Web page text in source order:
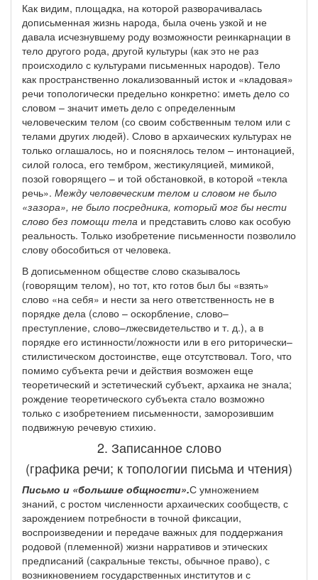
Как видим, площадка, на которой разворачивалась
дописьменная жизнь народа, была очень узкой и не
давала исчезнувшему роду возможности реинкарнации в
тело другого рода, другой культуры (как это не раз
происходило с культурами письменных народов). Тело
как пространственно локализованный исток и «кладовая»
речи топологически предельно конкретно: иметь дело со
словом – значит иметь дело с определенным
человеческим телом (со своим собственным телом или с
телами других людей). Слово в архаических культурах не
только оглашалось, но и пояснялось телом – интонацией,
силой голоса, его тембром, жестикуляцией, мимикой,
позой говорящего – и той обстановкой, в которой «текла
речь». Между человеческим телом и словом не было
«зазора», не было посредника, который мог бы нести
слово без помощи тела и представить слово как особую
реальность. Только изобретение письменности позволило
слову обособиться от человека.
В дописьменном обществе слово сказывалось
(говорящим телом), но тот, кто готов был бы «взять»
слово «на себя» и нести за него ответственность не в
порядке дела (слово – оскорбление, слово–
преступление, слово–лжесвидетельство и т. д.), а в
порядке его истинности/ложности или в его риторически–
стилистическом достоинстве, еще отсутствовал. Того, что
помимо субъекта речи и действия возможен еще
теоретический и эстетический субъект, архаика не знала;
рождение теоретического субъекта стало возможно
только с изобретением письменности, заморозившим
подвижную речевую стихию.
2. Записанное слово
(графика речи; к топологии письма и чтения)
Письмо и «большие общности».С умножением
знаний, с ростом численности архаических сообществ, с
зарождением потребности в точной фиксации,
воспроизведении и передаче важных для поддержания
родовой (племенной) жизни нарративов и этических
предписаний (сакральные тексты, обычное право), с
возникновением государственных институтов и с